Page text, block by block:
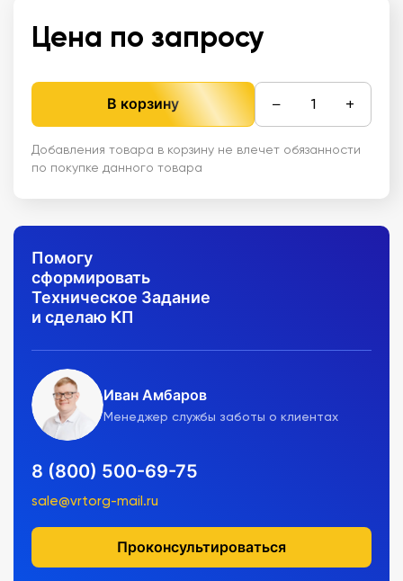
Цена по запросу
В корзину − +
Добавления товара в корзину не влечет обязанности
по покупке данного товара
Помогу
сформировать
Техническое Задание
и сделаю КП
Иван Амбаров
Менеджер службы заботы о клиентах
8 (800) 500-69-75
sale@vrtorg-mail.ru
Проконсультироваться